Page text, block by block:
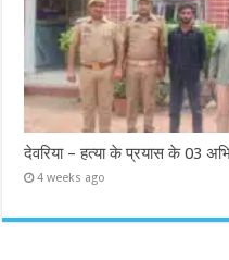
देवरिया – हत्या के प्रयास के 03
4 weeks ago